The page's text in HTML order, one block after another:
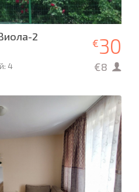
2
4
€30
€8